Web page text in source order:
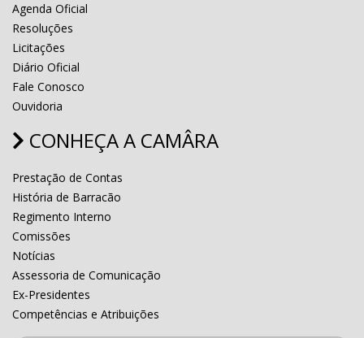
Agenda Oficial
Resoluções
Licitações
Diário Oficial
Fale Conosco
Ouvidoria
CONHEÇA A CAMÂRA
Prestação de Contas
História de Barracão
Regimento Interno
Comissões
Notícias
Assessoria de Comunicação
Ex-Presidentes
Competências e Atribuições